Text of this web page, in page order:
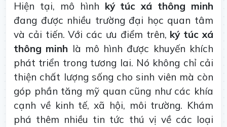
Hiện tại, mô hình ký túc xá thông minh
đang được nhiều trường đại học quan tâm
và cải tiến. Với các ưu điểm trên, ký túc xá
thông minh là mô hình được khuyến khích
phát triển trong tương lai. Nó không chỉ cải
thiện chất lượng sống cho sinh viên mà còn
góp phần tăng mỹ quan cũng như các khía
cạnh về kinh tế, xã hội, môi trường. Khám
phá thêm nhiều tin tức thú vị về các loại